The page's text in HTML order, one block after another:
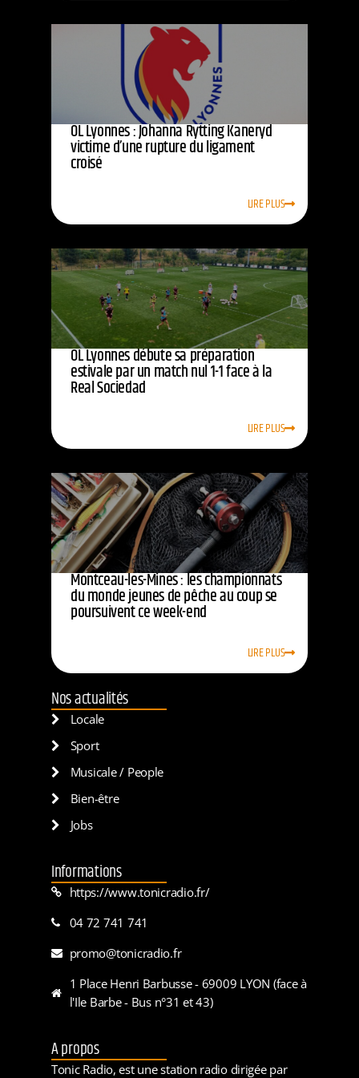
OL Lyonnes : Johanna Rytting Kaneryd
victime d’une rupture du ligament
croisé
LIRE PLUS
OL Lyonnes débute sa préparation
estivale par un match nul 1-1 face à la
Real Sociedad
LIRE PLUS
Montceau-les-Mines : les championnats
du monde jeunes de pêche au coup se
poursuivent ce week-end
LIRE PLUS
Nos actualités
Locale
Sport
Musicale / People
Bien-être
Jobs
Informations
https://www.tonicradio.fr/
04 72 741 741
promo@tonicradio.fr
1 Place Henri Barbusse - 69009 LYON (face à
l'Ile Barbe - Bus n°31 et 43)
A propos
Tonic Radio, est une station radio dirigée par